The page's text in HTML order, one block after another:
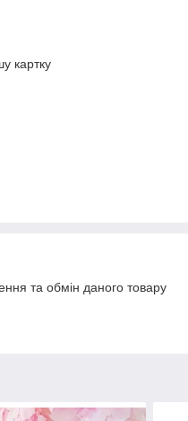
картку
та обмін даного товару